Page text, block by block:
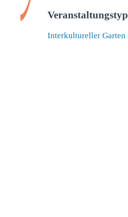
Veranstaltungstyp
Interkultureller Garten